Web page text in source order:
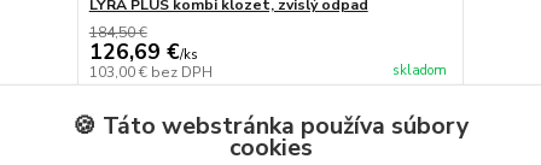
LYRA PLUS kombi klozet, zvislý odpad
184,50 €
126,69 €/ks
103,00 € bez DPH skladom
🍪 Táto webstránka používa súbory
cookies